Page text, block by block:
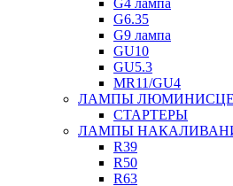
G4 лампа
G6.35
G9 лампа
GU10
GU5.3
MR11/GU4
ЛАМПЫ
СТАРТЕРЫ
ЛАМПЫ
R39
R50
R63